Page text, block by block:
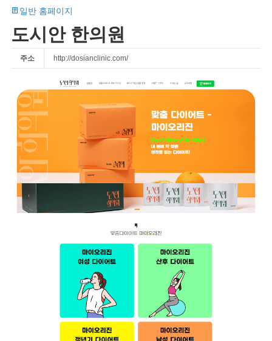
일반 홈페이지
도시안 한의원
주소 http://dosianclinic.com/